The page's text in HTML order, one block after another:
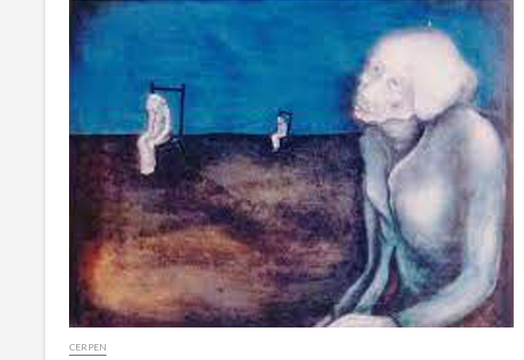
CERPEN